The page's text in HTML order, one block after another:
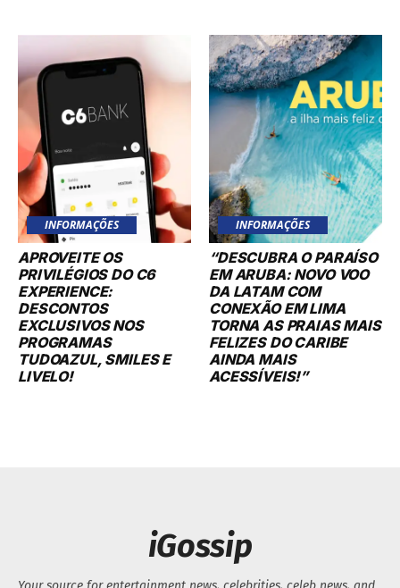
INFORMAÇÕES
APROVEITE OS
PRIVILÉGIOS DO C6
EXPERIENCE:
DESCONTOS
EXCLUSIVOS NOS
PROGRAMAS
TUDOAZUL, SMILES E
LIVELO!
INFORMAÇÕES
“DESCUBRA O PARAÍSO
EM ARUBA: NOVO VOO
DA LATAM COM
CONEXÃO EM LIMA
TORNA AS PRAIAS MAIS
FELIZES DO CARIBE
AINDA MAIS
ACESSÍVEIS!”
iGossip